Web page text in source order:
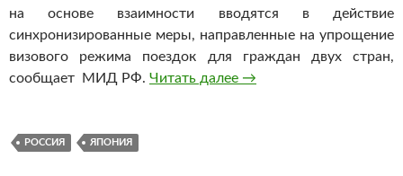
на основе взаимности вводятся в действие
синхронизированные меры, направленные на упрощение
визового режима поездок для граждан двух стран,
сообщает МИД РФ. Читать далее Япония с 1 января
→
РОССИЯ ЯПОНИЯ